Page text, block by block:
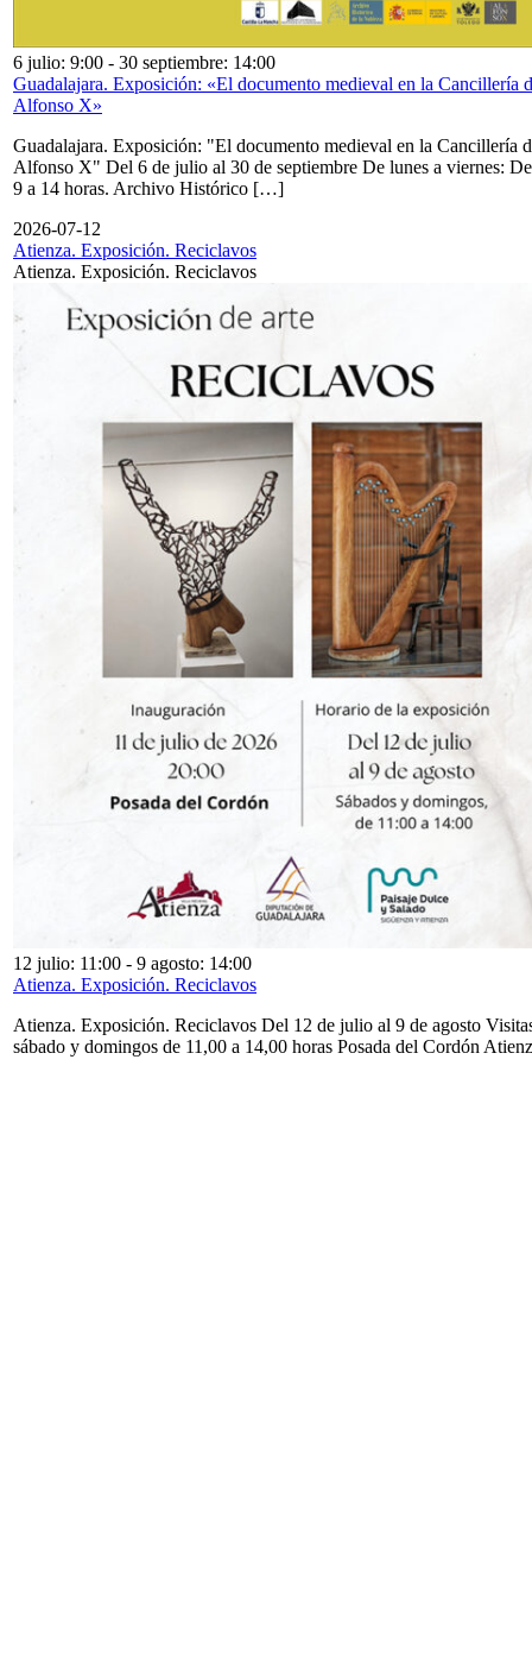
6 julio: 9:00 - 30 septiembre: 14:00
Guadalajara. Exposición: «El documento medieval en la Cancillería
Alfonso X»
Guadalajara. Exposición: "El documento medieval en la Cancillería
Alfonso X" Del 6 de julio al 30 de septiembre De lunes a viernes: De
9 a 14 horas. Archivo Histórico […]
2026-07-12
Atienza. Exposición. Reciclavos
Atienza. Exposición. Reciclavos
12 julio: 11:00 - 9 agosto: 14:00
Atienza. Exposición. Reciclavos
Atienza. Exposición. Reciclavos Del 12 de julio al 9 de agosto
sábado y domingos de 11,00 a 14,00 horas Posada del Cordón